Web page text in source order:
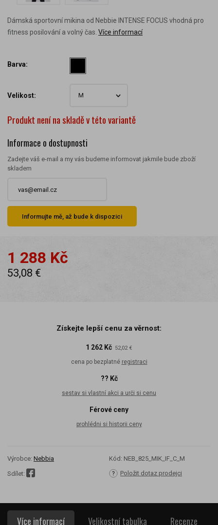
Dámská sportovní mikina od Nebbie INTENSE FOCUS vhodná pro
fitness posilování a volný čas. Více informací
Barva:
Velikost:
Produkt není na skladě v této variantě
Informace o dostupnosti
Zadejte váš e-mail a my vás budeme informovat jakmile bude zboží
skladem
Informujte mě, až bude k dispozici
1 288 Kč
53,08 €
Získejte lepší cenu za věrnost:
1 262 Kč 52,02 €
cena po bezplatné registraci
?? Kč
sestav si vlastní akci a urči si cenu
Férové ceny
prohlédni si historii ceny
Výrobce: Nebbia Kód: NEB_825_MIK_IF_C_M
Sdílet: Položit dotaz prodejci
Více informací Velikostní tabulka Recenze